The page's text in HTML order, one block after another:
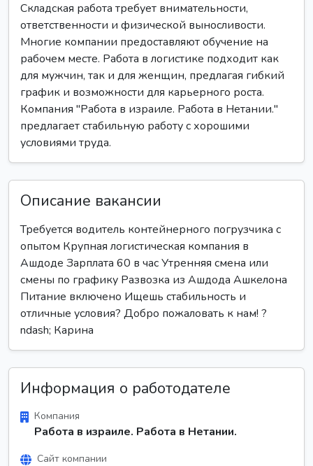
Складская работа требует внимательности,
ответственности и физической выносливости.
Многие компании предоставляют обучение на
рабочем месте. Работа в логистике подходит как
для мужчин, так и для женщин, предлагая гибкий
график и возможности для карьерного роста.
Компания "Работа в израиле. Работа в Нетании."
предлагает стабильную работу с хорошими
условиями труда.
Описание вакансии
Требуется водитель контейнерного погрузчика с
опытом Крупная логистическая компания в
Ашдоде Зарплата 60 в час Утренняя смена или
смены по графику Развозка из Ашдода Ашкелона
Питание включено Ищешь стабильность и
отличные условия? Добро пожаловать к нам! ?
ndash; Карина
Информация о работодателе
Компания
Работа в израиле. Работа в Нетании.
Сайт компании